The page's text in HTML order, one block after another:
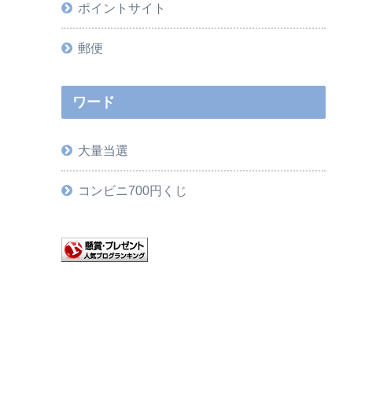
ポイントサイト
郵便
ワード
大量当選
コンビニ700円くじ